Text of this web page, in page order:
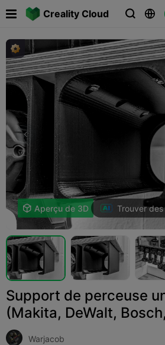
Creality Cloud  
 Aperçu de 3D Trouver
Support de perceuse
(Makita, DeWalt,
Warjacob